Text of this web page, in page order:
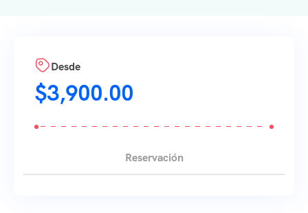
Desde
$3,900.00
Reservación